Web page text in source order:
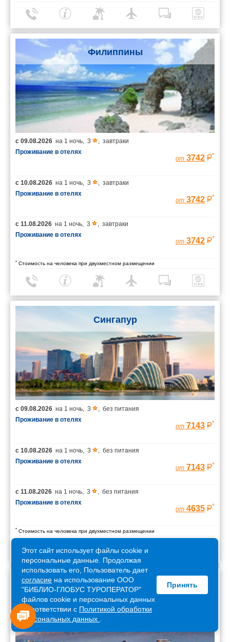
Филиппины
с 09.08.2026 на 1 ночь, 3 , завтраки
Проживание в отелях
от 3742 *
с 10.08.2026 на 1 ночь, 3 , завтраки
Проживание в отелях
от 3742 *
с 11.08.2026 на 1 ночь, 3 , завтраки
Проживание в отелях
от 3742 *
* Стоимость на человека при двухместном размещении
Сингапур
с 09.08.2026 на 1 ночь 3
без питания
Проживание в отелях
от 7143 *
с 10.08.2026 на 1 ночь 3
без питания
Проживание в отелях
от 7143 *
с 11.08.2026 на 1 ночь 3
без питания
Проживание в отелях
от 4635 *
* Стоимость на человека при двухместном размещении
Армения
Этот сайт использует файлы cookie и
персональные данные. Продолжая
использовать его, Пользователь дает
согласие на использование ООО
"БИБЛИО-ГЛОБУС ТУРОПЕРАТОР"
файлов cookie и персональных данных
в соответствии с Политикой обработки
персональных данных
Принять